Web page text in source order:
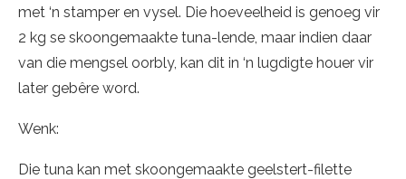
met ‘n stamper en vysel. Die hoeveelheid is genoeg vir
2 kg se skoongemaakte tuna-lende, maar indien daar
van die mengsel oorbly, kan dit in ‘n lugdigte houer vir
later gebêre word.
Wenk:
Die tuna kan met skoongemaakte geelstert-filette